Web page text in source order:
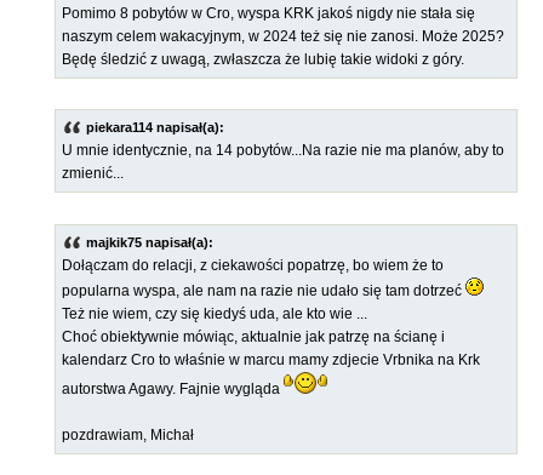
Pomimo 8 pobytów w Cro, wyspa KRK jakoś nigdy nie stała się
naszym celem wakacyjnym, w 2024 też się nie zanosi. Może 2025?
Będę śledzić z uwagą, zwłaszcza że lubię takie widoki z góry.
piekara114 napisał(a):
U mnie identycznie, na 14 pobytów...Na razie nie ma planów, aby to
zmienić...
majkik75 napisał(a):
Dołączam do relacji, z ciekawości popatrzę, bo wiem że to
popularna wyspa, ale nam na razie nie udało się tam dotrzeć
Też nie wiem, czy się kiedyś uda, ale kto wie ...
Choć obiektywnie mówiąc, aktualnie jak patrzę na ścianę i
kalendarz Cro to właśnie w marcu mamy zdjecie Vrbnika na Krk
autorstwa Agawy. Fajnie wygląda
pozdrawiam, Michał